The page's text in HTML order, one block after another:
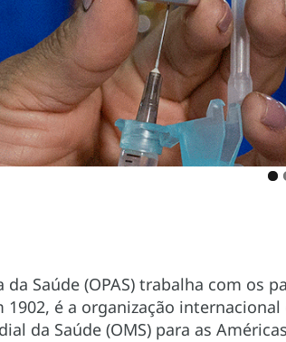
da Saúde (OPAS) trabalha com
1902, é a organização
da Saúde (OMS) para as